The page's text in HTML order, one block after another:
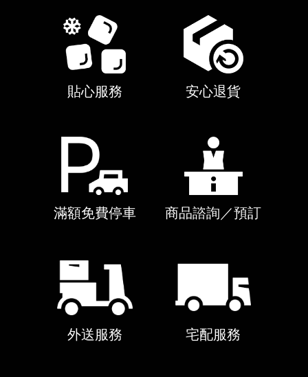
貼心服務 安心退貨
滿額免費停車 商品諮詢／預訂
外送服務 宅配服務